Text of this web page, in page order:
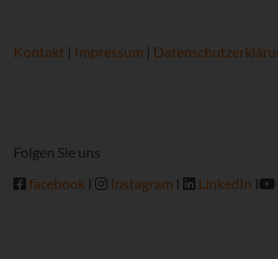
Kontakt | Impressum |
Folgen Sie uns
facebook I Instagram I LinkedIn I